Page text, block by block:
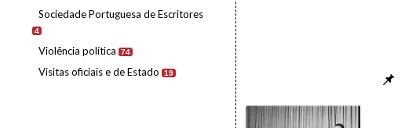
Sociedade Portuguesa de Escritores
4
Violência política 74
Visitas oficiais e de Estado 19